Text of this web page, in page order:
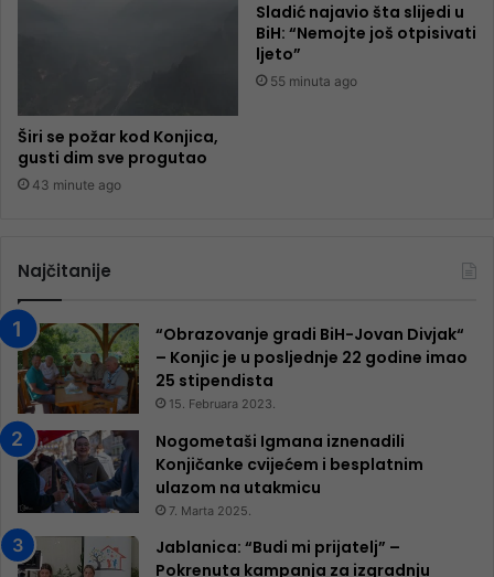
Širi se požar kod Konjica,
gusti dim sve progutao
43 minute ago
Sladić najavio šta slijedi u
BiH: “Nemojte još otpisivati
ljeto”
55 minuta ago
Najčitanije
“Obrazovanje gradi BiH-Jovan Divjak“
– Konjic je u posljednje 22 godine imao
25 ​​stipendista
15. Februara 2023.
Nogometaši Igmana iznenadili
Konjičanke cvijećem i besplatnim
ulazom na utakmicu
7. Marta 2025.
Jablanica: “Budi mi prijatelj” –
Pokrenuta kampanja za izgradnju